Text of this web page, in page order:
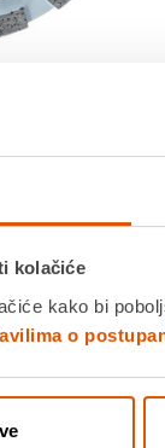
kolačiće
kako bi
o